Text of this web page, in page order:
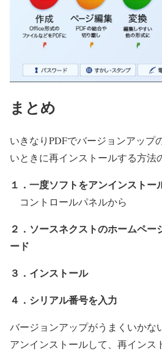
まとめ
いきなりPDFでバージョンアップ
いときに再インストールする方法
１．一度ソフトをアンインストー
コントロールパネルから
２．ソースネクストのホームペー
ード
３．インストール
４．シリアル番号を入力
バージョンアップがうまくいかな
アンインストールして、再インス